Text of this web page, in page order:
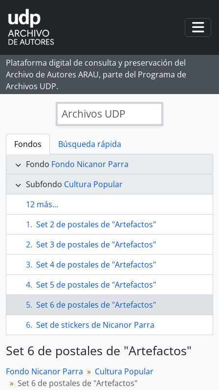
Skip to main content
Plataforma digital de consulta y preservación del
Archivo de Autores ARAU, parte del Programa de
Archivos UDP.
Archivos UDP
Fondos
Búsqueda rápida
Fondo Fondo Nicanor Parra
Subfondo Cultura Popular
12 más...
Set 2 de postales de "Artefactos"
Set 3 de postales de "Artefactos"
Set 4 de postales de "Artefactos"
Set 5 de postales de "Artefactos"
Set 6 de postales de "Artefactos"
Set de stickers de Nicanor Parra
Set 6 de postales de "Artefactos"
Fondo Nicanor Parra
Cultura Popular
Set 6 de postales de "Artefactos"